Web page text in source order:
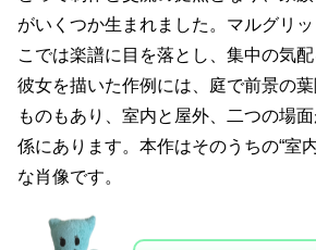
がいくつか生まれました。マルグリ
こでは楽譜に目を落とし、集中の気配
彼女を描いた作例には、庭で前景の
ものもあり、室内と屋外、二つの場
係にあります。本作はそのうちの“室
な肖像です。